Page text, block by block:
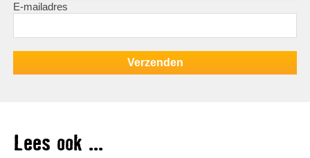
E-mailadres
Lees ook ...